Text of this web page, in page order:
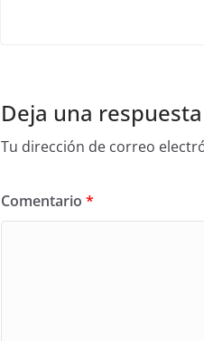
Deja una respuesta
Tu dirección de correo
Comentario *